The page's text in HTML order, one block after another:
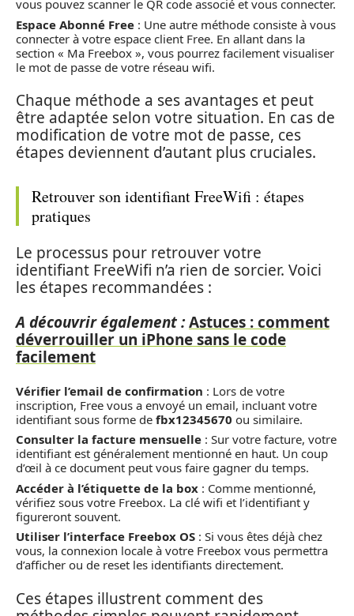
vous pouvez scanner le QR code associé et vous connecter.
Espace Abonné Free : Une autre méthode consiste à vous
connecter à votre espace client Free. En allant dans la
section « Ma Freebox », vous pourrez facilement visualiser
le mot de passe de votre réseau wifi.
Chaque méthode a ses avantages et peut
être adaptée selon votre situation. En cas de
modification de votre mot de passe, ces
étapes deviennent d’autant plus cruciales.
Retrouver son identifiant FreeWifi : étapes
pratiques
Le processus pour retrouver votre
identifiant FreeWifi n’a rien de sorcier. Voici
les étapes recommandées :
A découvrir également :Astuces : comment
déverrouiller un iPhone sans le code
facilement
Vérifier l’email de confirmation : Lors de votre
inscription, Free vous a envoyé un email, incluant votre
identifiant sous forme de fbx12345670 ou similaire.
Consulter la facture mensuelle : Sur votre facture, votre
identifiant est généralement mentionné en haut. Un coup
d’œil à ce document peut vous faire gagner du temps.
Accéder à l’étiquette de la box : Comme mentionné,
vérifiez sous votre Freebox. La clé wifi et l’identifiant y
figureront souvent.
Utiliser l’interface Freebox OS : Si vous êtes déjà chez
vous, la connexion locale à votre Freebox vous permettra
d’afficher ou de reset les identifiants directement.
Ces étapes illustrent comment des